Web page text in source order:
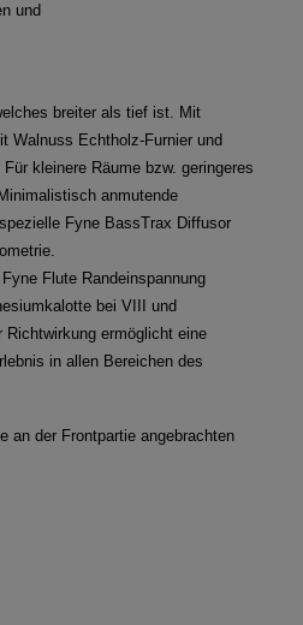
und
breiter als tief ist. Mit
Walnuss Echtholz-Furnier und
kleinere Räume bzw. geringeres
anmutende
Fyne BassTrax Diffusor
Flute Randeinspannung
bei VIII und
ermöglicht eine
in allen Bereichen des
an der Frontpartie angebrachten